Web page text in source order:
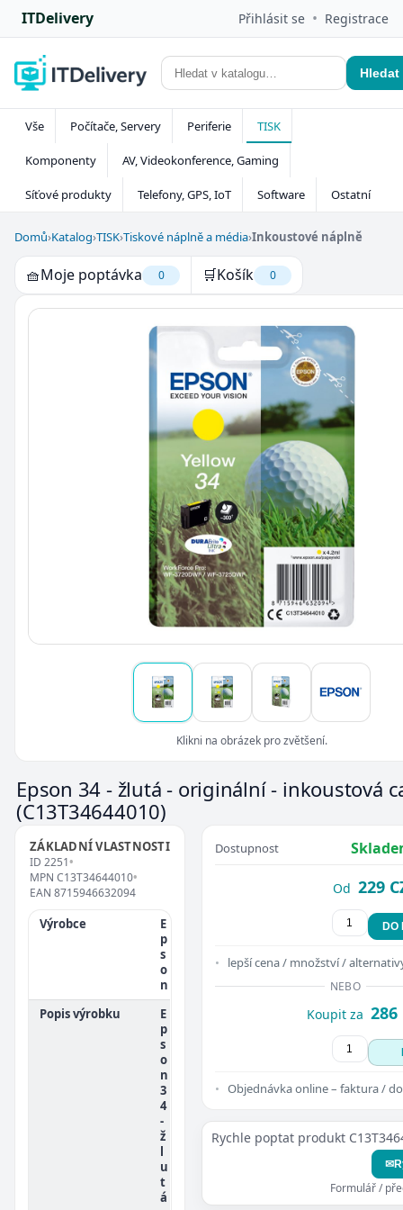
ITDelivery Přihlásit se • Registrace
Hledat
Vše Počítače, Servery Periferie TISK
Komponenty AV, Videokonference, Gaming
Síťové produkty Telefony, GPS, IoT Software Ostatní
Domů›Katalog›TISK›Tiskové náplně a média›Inkoustové náplně
🧺Moje poptávka 0 🛒Košík 0
Klikni na obrázek pro zvětšení.
Epson 34 - žlutá - originální - inkoustová
(C13T34644010)
ZÁKLADNÍ VLASTNOSTI
ID 2251•
MPN C13T34644010•
EAN 8715946632094
Výrobce
E
p
s
o
n
Popis výrobku
E
p
s
o
n
3
4
-
ž
l
u
t
á
Dostupnost
Od 229
DO
lepší cena / množství /
NEBO
Koupit za 286
Objednávka online – faktura /
Rychle poptat produkt
✉
Formulář /